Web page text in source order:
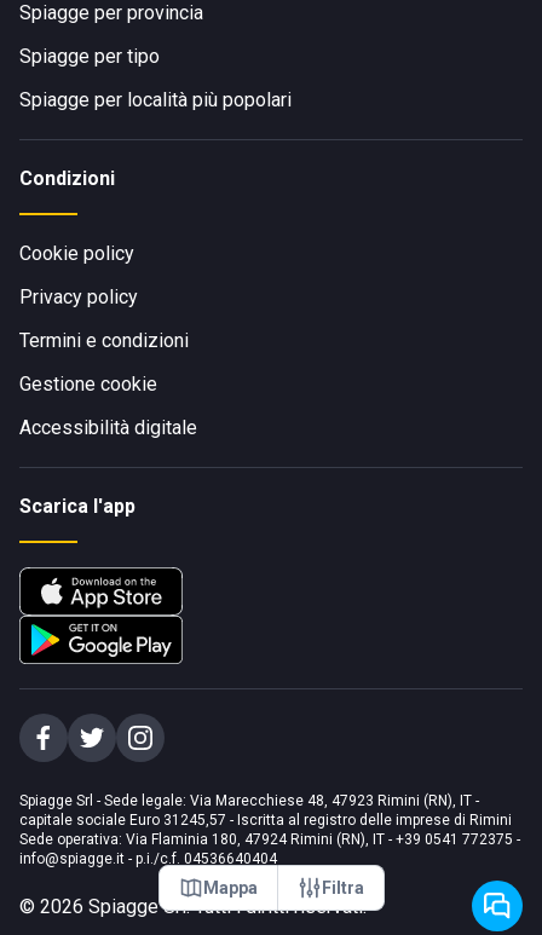
Mappa Filtra
Spiagge per provincia
Spiagge per tipo
Spiagge per località più popolari
Condizioni
Cookie policy
Privacy policy
Termini e condizioni
Gestione cookie
Accessibilità digitale
Scarica l'app
Spiagge Srl - Sede legale: Via Marecchiese 48, 47923 Rimini (RN), IT -
capitale sociale Euro 31245,57 - Iscritta al registro delle imprese di Rimini
Sede operativa: Via Flaminia 180, 47924 Rimini (RN), IT - +39 0541 772375 -
info@spiagge.it - p.i./c.f. 04536640404
© 2026 Spiagge Srl. Tutti i diritti riservati.